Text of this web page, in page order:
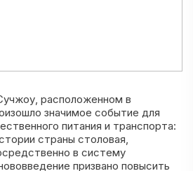
расположенном в
значимое событие для
питания и транспорта:
страны столовая,
в систему
призвано повысить